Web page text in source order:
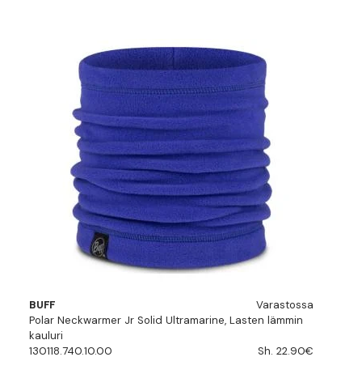
BUFF
Varastossa
Polar Neckwarmer Jr Solid Ultramarine, Lasten lämmin
kauluri
130118.740.10.00
Sh. 22.90€